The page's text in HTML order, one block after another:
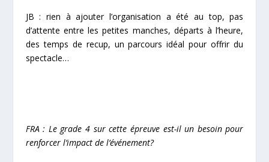
JB : rien à ajouter l’organisation a été au top, pas
d’attente entre les petites manches, départs à l’heure,
des temps de recup, un parcours idéal pour offrir du
spectacle…
FRA : Le grade 4 sur cette épreuve est-il un besoin pour
renforcer l’impact de l’événement?